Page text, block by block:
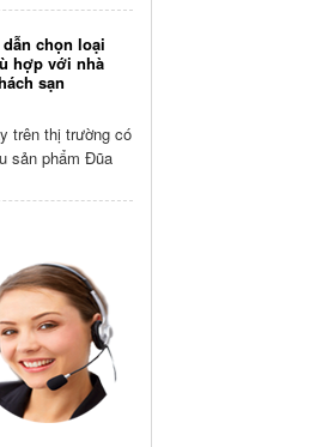
chọn loại
hợp với nhà
sạn
trên thị trường có
sản phẩm Đũa